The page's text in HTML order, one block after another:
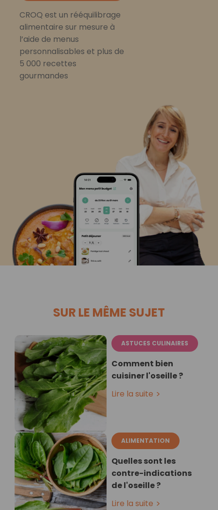
CROQ est un rééquilibrage
alimentaire sur mesure à
l’aide de menus
personnalisables et plus de
5 000 recettes
gourmandes
SUR LE MÊME SUJET
ASTUCES CULINAIRES
Comment bien
cuisiner l'oseille ?
Lire la suite
ALIMENTATION
Quelles sont les
contre-indications
de l'oseille ?
Lire la suite